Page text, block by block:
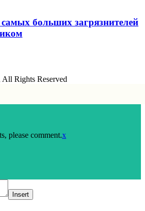
больших загрязнителей
Rights Reserved
please comment.x
Insert